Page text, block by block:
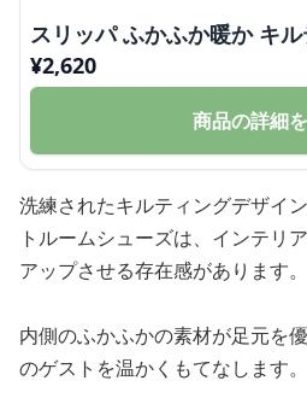
スリッパ ふかふか暖か キ
¥2,620
商品の詳細
洗練されたキルティングデザイ
トルームシューズは、インテリ
アップさせる存在感があります。
内側のふかふかの素材が足元を
のゲストを温かくもてなします。